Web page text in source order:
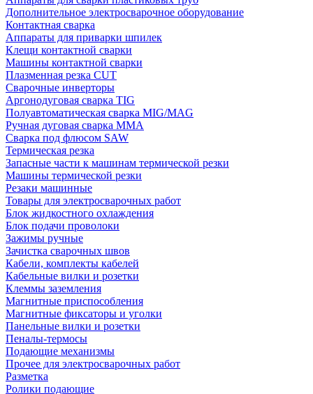
Дополнительное электросварочное оборудование
Контактная сварка
Аппараты для приварки шпилек
Клещи контактной сварки
Машины контактной сварки
Плазменная резка CUT
Сварочные инверторы
Аргонодуговая сварка TIG
Полуавтоматическая сварка MIG/MAG
Ручная дуговая сварка MMA
Сварка под флюсом SAW
Термическая резка
Запасные части к машинам термической резки
Машины термической резки
Резаки машинные
Товары для электросварочных работ
Блок жидкостного охлаждения
Блок подачи проволоки
Зажимы ручные
Зачистка сварочных швов
Кабели, комплекты кабелей
Кабельные вилки и розетки
Клеммы заземления
Магнитные приспособления
Магнитные фиксаторы и уголки
Панельные вилки и розетки
Пеналы-термосы
Подающие механизмы
Прочее для электросварочных работ
Разметка
Ролики подающие